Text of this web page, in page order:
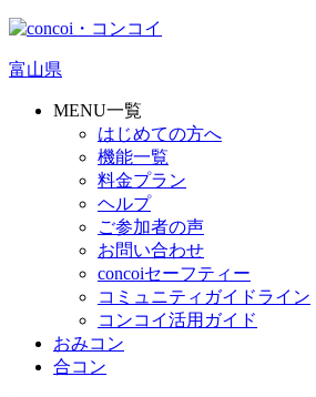
富山県
MENU一覧
はじめての方へ
機能一覧
料金プラン
ヘルプ
ご参加者の声
お問い合わせ
concoiセーフティー
コミュニティガイドライン
コンコイ活用ガイド
おみコン
合コン